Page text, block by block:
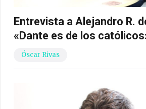
Entrevista a Alejandro R.
«Dante es de los
Óscar Rivas